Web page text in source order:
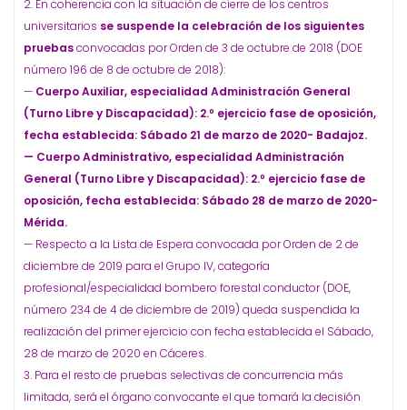
2. En coherencia con la situación de cierre de los centros
universitarios se suspende la celebración de los siguientes
pruebasconvocadas por Orden de 3 de octubre de 2018 (DOE
número 196 de 8 de octubre de 2018):
— Cuerpo Auxiliar, especialidad Administración General
(Turno Libre y Discapacidad): 2.º ejercicio fase de oposición,
fecha establecida: Sábado 21 de marzo de 2020- Badajoz.
— Cuerpo Administrativo, especialidad Administración
General (Turno Libre y Discapacidad): 2.º ejercicio fase de
oposición, fecha establecida: Sábado 28 de marzo de 2020-
Mérida.
— Respecto a la Lista de Espera convocada por Orden de 2 de
diciembre de 2019 para el Grupo IV, categoría
profesional/especialidad bombero forestal conductor (DOE,
número 234 de 4 de diciembre de 2019) queda suspendida la
realización del primer ejercicio con fecha establecida el Sábado,
28 de marzo de 2020 en Cáceres.
3. Para el resto de pruebas selectivas de concurrencia más
limitada, será el órgano convocante el que tomará la decisión